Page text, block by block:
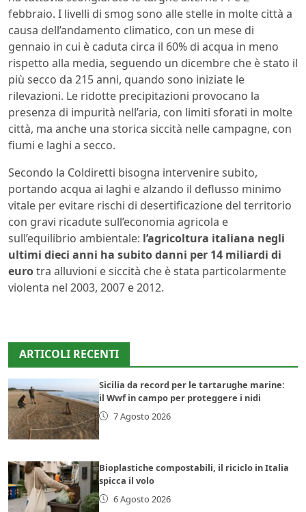
febbraio. I livelli di smog sono alle stelle in molte città a
causa dell’andamento climatico, con un mese di
gennaio in cui è caduta circa il 60% di acqua in meno
rispetto alla media, seguendo un dicembre che è stato il
più secco da 215 anni, quando sono iniziate le
rilevazioni. Le ridotte precipitazioni provocano la
presenza di impurità nell’aria, con limiti sforati in molte
città, ma anche una storica siccità nelle campagne, con
fiumi e laghi a secco.
Secondo la Coldiretti bisogna intervenire subito,
portando acqua ai laghi e alzando il deflusso minimo
vitale per evitare rischi di desertificazione del territorio
con gravi ricadute sull’economia agricola e
sull’equilibrio ambientale: l’agricoltura italiana negli
ultimi dieci anni ha subito danni per 14 miliardi di
eurotra alluvioni e siccità che è stata particolarmente
violenta nel 2003, 2007 e 2012.
ARTICOLI RECENTI
Sicilia da record per le tartarughe marine:
il Wwf in campo per proteggere i nidi
7 Agosto 2026
Bioplastiche compostabili, il riciclo in Italia
spicca il volo
6 Agosto 2026